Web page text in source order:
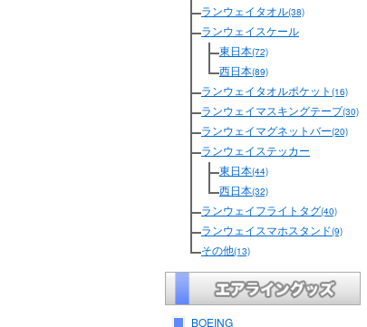
ランウェイタオル(38)
ランウェイスケール
東日本(72)
西日本(89)
ランウェイタオルポケット (16)
ランウェイマスキングテープ(30)
ランウェイマグネットバー(20)
ランウェイステッカー
東日本(44)
西日本(32)
ランウェイフライトタグ(40)
ランウェイスマホスタンド(9)
その他(13)
BOEING